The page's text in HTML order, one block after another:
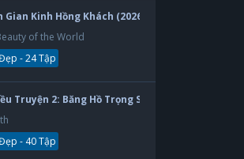
Gian Kinh Hồng Khách (2026)
of the World
- 24 Tập
Truyện 2: Băng Hồ Trọng Sinh (2026)
- 40 Tập